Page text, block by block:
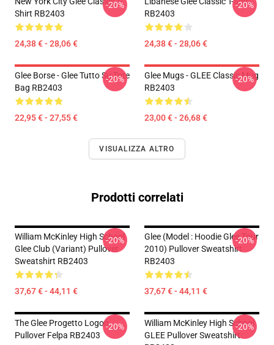
Shirt RB2403
24,38 € - 28,06 €
-20%
RB2403
24,38 € - 28,06 €
-20%
Glee Borse - Glee Tutto Su Tote
Bag RB2403
22,95 € - 27,55 €
-20%
Glee Mugs - GLEE Classic Mug
RB2403
23,00 € - 26,68 €
-20%
VISUALIZZA ALTRO
Prodotti correlati
William McKinley High School
Glee Club (Variant) Pullover
Sweatshirt RB2403
37,67 € - 44,11 €
-20%
Glee (model : Hoodie Glee Tour
2010) Pullover Sweatshirt
RB2403
37,67 € - 44,11 €
-20%
The Glee Progetto Logon
Pullover Felpa RB2403
-20%
William McKinley High School
GLEE Pullover Sweatshirt
-20%